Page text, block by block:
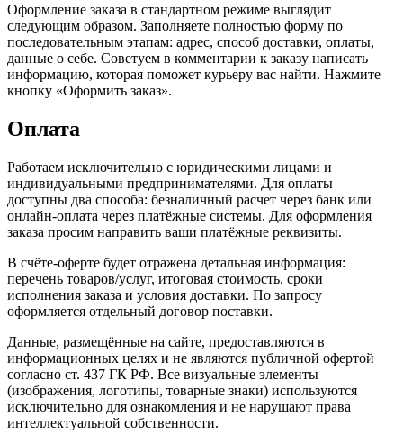
Оформление заказа в стандартном режиме выглядит
следующим образом. Заполняете полностью форму по
последовательным этапам: адрес, способ доставки, оплаты,
данные о себе. Советуем в комментарии к заказу написать
информацию, которая поможет курьеру вас найти. Нажмите
кнопку «Оформить заказ».
Оплата
Работаем исключительно с юридическими лицами и
индивидуальными предпринимателями. Для оплаты
доступны два способа: безналичный расчет через банк или
онлайн-оплата через платёжные системы. Для оформления
заказа просим направить ваши платёжные реквизиты.
В счёте-оферте будет отражена детальная информация:
перечень товаров/услуг, итоговая стоимость, сроки
исполнения заказа и условия доставки. По запросу
оформляется отдельный договор поставки.
Данные, размещённые на сайте, предоставляются в
информационных целях и не являются публичной офертой
согласно ст. 437 ГК РФ. Все визуальные элементы
(изображения, логотипы, товарные знаки) используются
исключительно для ознакомления и не нарушают права
интеллектуальной собственности.